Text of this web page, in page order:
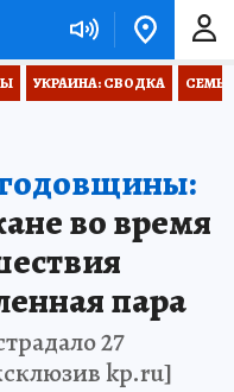
УКРАИНА: СВОДКА
годовщины:
во время
пара
27
kp.ru]